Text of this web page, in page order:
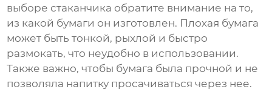
выборе стаканчика обратите внимание на то,
из какой бумаги он изготовлен. Плохая бумага
может быть тонкой, рыхлой и быстро
размокать, что неудобно в использовании.
Также важно, чтобы бумага была прочной и не
позволяла напитку просачиваться через нее.